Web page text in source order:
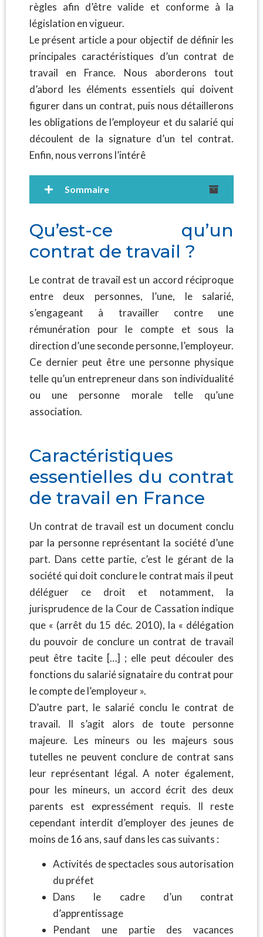
règles afin d’être valide et conforme à la
législation en vigueur.
Le présent article a pour objectif de définir les
principales caractéristiques d’un contrat de
travail en France. Nous aborderons tout
d’abord les éléments essentiels qui doivent
figurer dans un contrat, puis nous détaillerons
les obligations de l’employeur et du salarié qui
découlent de la signature d’un tel contrat.
Enfin, nous verrons l’intérê
Sommaire
Qu’est-ce qu’un
contrat de travail ?
Le contrat de travail est un accord réciproque
entre deux personnes, l’une, le salarié,
s’engageant à travailler contre une
rémunération pour le compte et sous la
direction d’une seconde personne, l’employeur.
Ce dernier peut être une personne physique
telle qu’un entrepreneur dans son individualité
ou une personne morale telle qu’une
association.
Caractéristiques
essentielles du contrat
de travail en France
Un contrat de travail est un document conclu
par la personne représentant la société d’une
part. Dans cette partie, c’est le gérant de la
société qui doit conclure le contrat mais il peut
déléguer ce droit et notamment, la
jurisprudence de la Cour de Cassation indique
que « (arrêt du 15 déc. 2010), la « délégation
du pouvoir de conclure un contrat de travail
peut être tacite […] ; elle peut découler des
fonctions du salarié signataire du contrat pour
le compte de l’employeur ».
D’autre part, le salarié conclu le contrat de
travail. Il s’agit alors de toute personne
majeure. Les mineurs ou les majeurs sous
tutelles ne peuvent conclure de contrat sans
leur représentant légal. A noter également,
pour les mineurs, un accord écrit des deux
parents est expressément requis. Il reste
cependant interdit d’employer des jeunes de
moins de 16 ans, sauf dans les cas suivants :
Activités de spectacles sous autorisation
du préfet
Dans le cadre d’un contrat
d’apprentissage
Pendant une partie des vacances